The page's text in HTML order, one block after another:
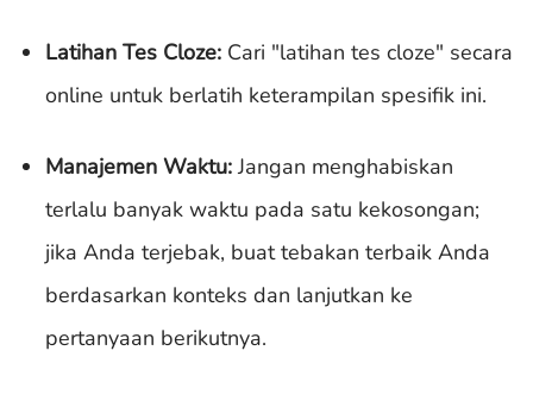
Latihan Tes Cloze: Cari "latihan tes cloze" secara
online untuk berlatih keterampilan spesifik ini.
Manajemen Waktu:Jangan menghabiskan
terlalu banyak waktu pada satu kekosongan;
jika Anda terjebak, buat tebakan terbaik Anda
berdasarkan konteks dan lanjutkan ke
pertanyaan berikutnya.